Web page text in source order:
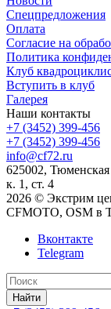
Спецпредложения
Оплата
Согласие на
Политика
Клуб
Вступить в клуб
Галерея
Наши контакты
+7 (3452) 399-456
+7 (3452) 399-456
info@cf72.ru
625002, Тюменская
к. 1, ст. 4
2026 © Экстрим
CFMOTO, OSM в
Вконтакте
Telegram
Найти